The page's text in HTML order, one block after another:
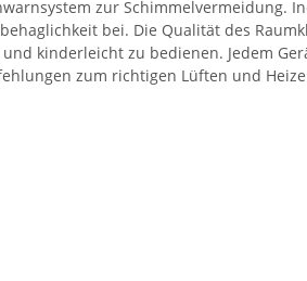
zur Schimmelvermeidung.
bei. Die Qualität des
kinderleicht zu bedienen. Jedem
zum richtigen Lüften und